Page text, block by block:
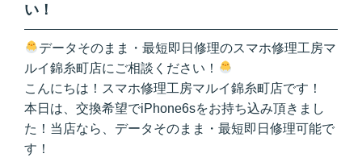
い！
データそのまま・最短即日修理のスマホ修理工房マ
ルイ錦糸町店にご相談ください！
こんにちは！スマホ修理工房マルイ錦糸町店です！
本日は、交換希望でiPhone6sをお持ち込み頂きまし
た！当店なら、データそのまま・最短即日修理可能で
す！